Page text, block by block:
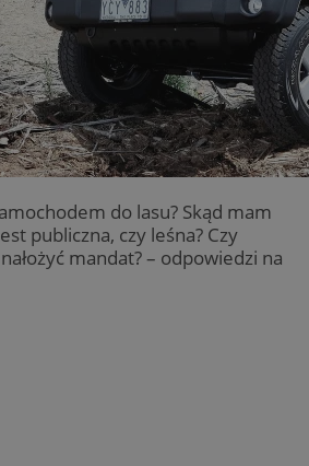
do lasu? Skąd mam
publiczna, czy leśna? Czy
mandat? – odpowiedzi na